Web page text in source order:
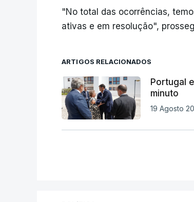
"No total das ocorrências,
ativas e em resolução",
ARTIGOS RELACIONADOS
Portugal
minuto
19 Agosto